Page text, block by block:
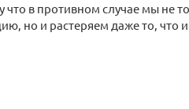
что в противном случае мы не
но и растеряем даже то, что